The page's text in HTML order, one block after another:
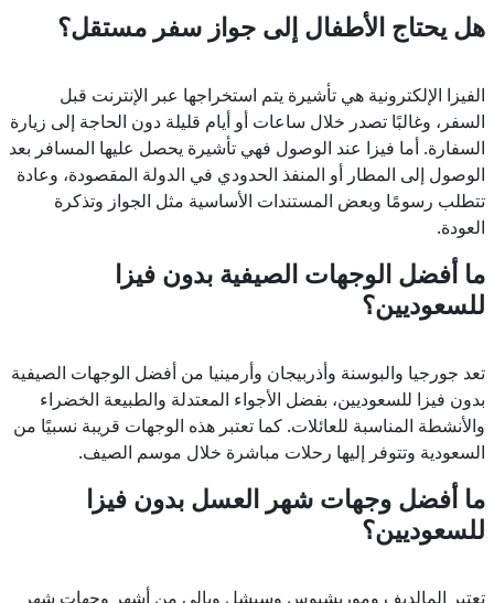
هل يحتاج الأطفال إلى جواز سفر مستقل؟
الفيزا الإلكترونية هي تأشيرة يتم استخراجها عبر الإنترنت قبل
السفر، وغالبًا تصدر خلال ساعات أو أيام قليلة دون الحاجة إلى زيارة
السفارة. أما فيزا عند الوصول فهي تأشيرة يحصل عليها المسافر بعد
الوصول إلى المطار أو المنفذ الحدودي في الدولة المقصودة، وعادة
تتطلب رسومًا وبعض المستندات الأساسية مثل الجواز وتذكرة
العودة.
ما أفضل الوجهات الصيفية بدون فيزا
للسعوديين؟
تعد جورجيا والبوسنة وأذربيجان وأرمينيا من أفضل الوجهات الصيفية
بدون فيزا للسعوديين، بفضل الأجواء المعتدلة والطبيعة الخضراء
والأنشطة المناسبة للعائلات. كما تعتبر هذه الوجهات قريبة نسبيًا من
السعودية وتتوفر إليها رحلات مباشرة خلال موسم الصيف.
ما أفضل وجهات شهر العسل بدون فيزا
للسعوديين؟
تعتبر المالديف وموريشيوس وسيشل وبالي من أشهر وجهات شهر